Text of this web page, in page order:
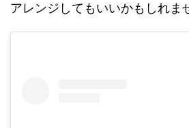
アレンジしてもいいかもしれま